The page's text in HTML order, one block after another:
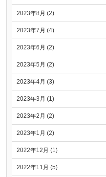
2023年8月 (2)
2023年7月 (4)
2023年6月 (2)
2023年5月 (2)
2023年4月 (3)
2023年3月 (1)
2023年2月 (2)
2023年1月 (2)
2022年12月 (1)
2022年11月 (5)